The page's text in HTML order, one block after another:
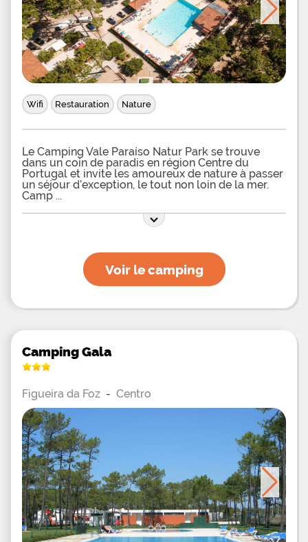
Wifi Restauration Nature
Le Camping Vale Paraíso Natur Park se trouve
dans un coin de paradis en région Centre du
Portugal et invite les amoureux de nature à passer
un séjour d’exception, le tout non loin de la mer.
Camp
Voir le camping
Camping Gala
Figueira da Foz - Centro